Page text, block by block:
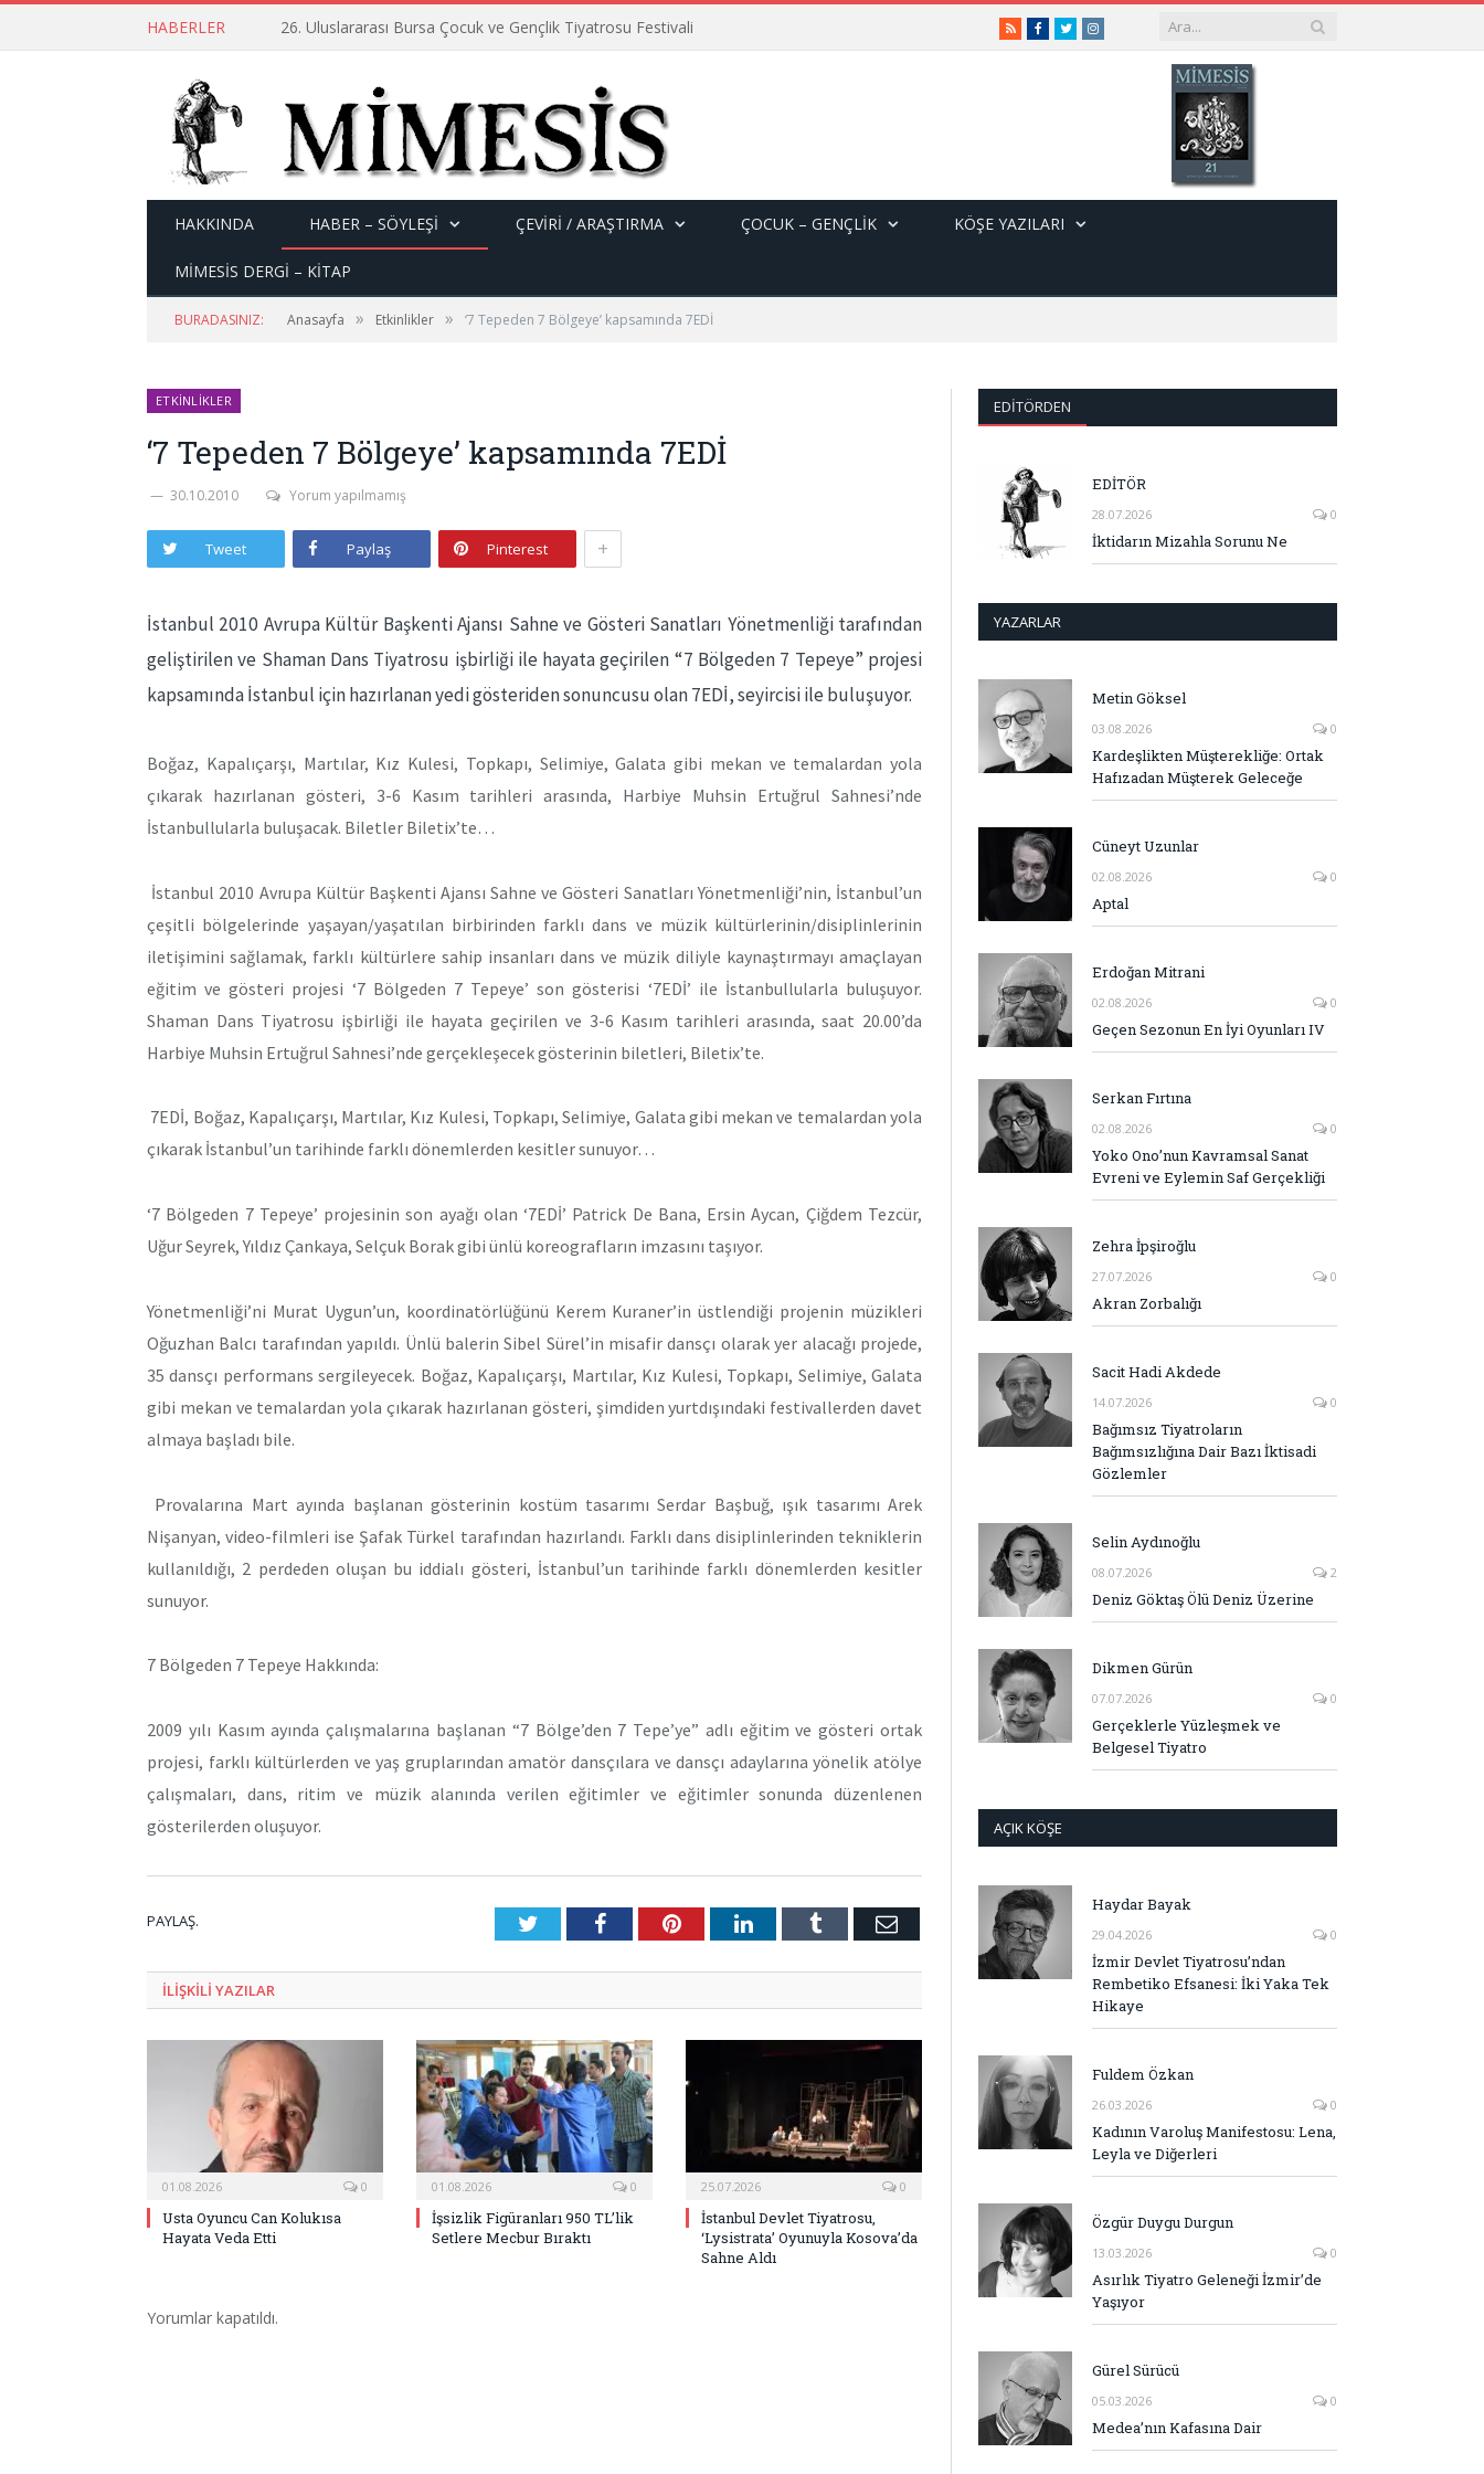
HABERLER 26. Uluslararası Bursa Çocuk ve Gençlik Tiyatrosu Festivali RSSFacebook
TwitterInstagram
HAKKINDA HABER – SÖYLEŞI ÇEVİRİ / ARAŞTIRMA ÇOCUK – GENÇLIK KÖŞE YAZILARI
MİMESİS DERGİ – KİTAP
BURADASINIZ: Anasayfa » Etkinlikler » ‘7 Tepeden 7 Bölgeye’ kapsamında 7EDİ
ETKINLIKLER
‘7 Tepeden 7 Bölgeye’ kapsamında 7EDİ
30.10.2010 Yorum yapılmamış
Tweet Paylaş Pinterest +
İstanbul 2010 Avrupa Kültür Başkenti Ajansı Sahne ve Gösteri Sanatları Yönetmenliği tarafından
geliştirilen ve Shaman Dans Tiyatrosu işbirliği ile hayata geçirilen “7 Bölgeden 7 Tepeye” projesi
kapsamında İstanbul için hazırlanan yedi gösteriden sonuncusu olan 7EDİ, seyircisi ile buluşuyor.
Boğaz, Kapalıçarşı, Martılar, Kız Kulesi, Topkapı, Selimiye, Galata gibi mekan ve temalardan yola
çıkarak hazırlanan gösteri, 3-6 Kasım tarihleri arasında, Harbiye Muhsin Ertuğrul Sahnesi’nde
İstanbullularla buluşacak. Biletler Biletix’te…
İstanbul 2010 Avrupa Kültür Başkenti Ajansı Sahne ve Gösteri Sanatları Yönetmenliği’nin, İstanbul’un
çeşitli bölgelerinde yaşayan/yaşatılan birbirinden farklı dans ve müzik kültürlerinin/disiplinlerinin
iletişimini sağlamak, farklı kültürlere sahip insanları dans ve müzik diliyle kaynaştırmayı amaçlayan
eğitim ve gösteri projesi ‘7 Bölgeden 7 Tepeye’ son gösterisi ‘7EDİ’ ile İstanbullularla buluşuyor.
Shaman Dans Tiyatrosu işbirliği ile hayata geçirilen ve 3-6 Kasım tarihleri arasında, saat 20.00’da
Harbiye Muhsin Ertuğrul Sahnesi’nde gerçekleşecek gösterinin biletleri, Biletix’te.
7EDİ, Boğaz, Kapalıçarşı, Martılar, Kız Kulesi, Topkapı, Selimiye, Galata gibi mekan ve temalardan yola
çıkarak İstanbul’un tarihinde farklı dönemlerden kesitler sunuyor…
‘7 Bölgeden 7 Tepeye’ projesinin son ayağı olan ‘7EDİ’ Patrick De Bana, Ersin Aycan, Çiğdem Tezcür,
Uğur Seyrek, Yıldız Çankaya, Selçuk Borak gibi ünlü koreografların imzasını taşıyor.
Yönetmenliği’ni Murat Uygun’un, koordinatörlüğünü Kerem Kuraner’in üstlendiği projenin müzikleri
Oğuzhan Balcı tarafından yapıldı. Ünlü balerin Sibel Sürel’in misafir dansçı olarak yer alacağı projede,
35 dansçı performans sergileyecek. Boğaz, Kapalıçarşı, Martılar, Kız Kulesi, Topkapı, Selimiye, Galata
gibi mekan ve temalardan yola çıkarak hazırlanan gösteri, şimdiden yurtdışındaki festivallerden davet
almaya başladı bile.
Provalarına Mart ayında başlanan gösterinin kostüm tasarımı Serdar Başbuğ, ışık tasarımı Arek
Nişanyan, video-filmleri ise Şafak Türkel tarafından hazırlandı. Farklı dans disiplinlerinden tekniklerin
kullanıldığı, 2 perdeden oluşan bu iddialı gösteri, İstanbul’un tarihinde farklı dönemlerden kesitler
sunuyor.
7 Bölgeden 7 Tepeye Hakkında:
2009 yılı Kasım ayında çalışmalarına başlanan “7 Bölge’den 7 Tepe’ye” adlı eğitim ve gösteri ortak
projesi, farklı kültürlerden ve yaş gruplarından amatör dansçılara ve dansçı adaylarına yönelik atölye
çalışmaları, dans, ritim ve müzik alanında verilen eğitimler ve eğitimler sonunda düzenlenen
gösterilerden oluşuyor.
PAYLAŞ. TwitterFacebookPinterestLinkedInTumblr E-
ILIŞKILI YAZILAR
01.08.2026 0
Usta Oyuncu Can Kolukısa
Hayata Veda Etti
01.08.2026 0
İşsizlik Figüranları 950 TL’lik
Setlere Mecbur Bıraktı
25.07.2026 0
İstanbul Devlet Tiyatrosu,
‘Lysistrata’ Oyunuyla Kosova’da
Sahne Aldı
Yorumlar kapatıldı.
EDITÖRDEN
EDİTÖR
28.07.2026 0
İktidarın Mizahla Sorunu Ne
YAZARLAR
Metin Göksel
03.08.2026 0
Kardeşlikten Müşterekliğe: Ortak
Hafızadan Müşterek Geleceğe
Cüneyt Uzunlar
02.08.2026 0
Aptal
Erdoğan Mitrani
02.08.2026 0
Geçen Sezonun En İyi Oyunları IV
Serkan Fırtına
02.08.2026 0
Yoko Ono’nun Kavramsal Sanat
Evreni ve Eylemin Saf Gerçekliği
Zehra İpşiroğlu
27.07.2026 0
Akran Zorbalığı
Sacit Hadi Akdede
14.07.2026 0
Bağımsız Tiyatroların
Bağımsızlığına Dair Bazı İktisadi
Gözlemler
Selin Aydınoğlu
08.07.2026 2
Deniz Göktaş Ölü Deniz Üzerine
Dikmen Gürün
07.07.2026 0
Gerçeklerle Yüzleşmek ve
Belgesel Tiyatro
AÇIK KÖŞE
Haydar Bayak
29.04.2026 0
İzmir Devlet Tiyatrosu’ndan
Rembetiko Efsanesi: İki Yaka Tek
Hikaye
Fuldem Özkan
26.03.2026 0
Kadının Varoluş Manifestosu: Lena,
Leyla ve Diğerleri
Özgür Duygu Durgun
13.03.2026 0
Asırlık Tiyatro Geleneği İzmir’de
Yaşıyor
Gürel Sürücü
05.03.2026 0
Medea’nın Kafasına Dair